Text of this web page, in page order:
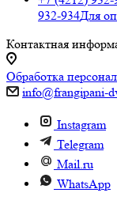
932-934Для
Контактная
Обработка
info@frangipani-
Instagram
Telegram
Mail.ru
WhatsApp